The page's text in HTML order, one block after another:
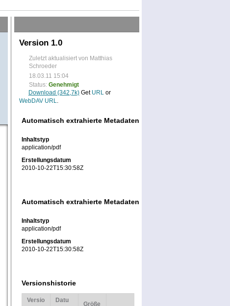
Version 1.0
Zuletzt aktualisiert von Matthias
Schroeder
18.03.11 15:04
Status: Genehmigt
Download (342,7k) Get URL or
WebDAV URL
Automatisch extrahierte Metadaten
Inhaltstyp
application/pdf
Erstellungsdatum
2010-10-22T15:30:58Z
Automatisch extrahierte Metadaten
Inhaltstyp
application/pdf
Erstellungsdatum
2010-10-22T15:30:58Z
Versionshistorie
Versio
Datu
Größe